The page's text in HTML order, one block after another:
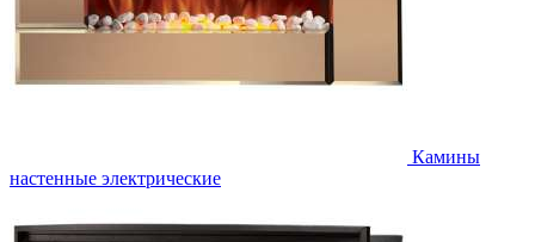
Камины
настенные электрические